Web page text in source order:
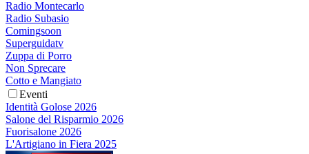
Radio Montecarlo
Radio Subasio
Comingsoon
Superguidatv
Zuppa di Porro
Non Sprecare
Cotto e Mangiato
Eventi
Identità Golose 2026
Salone del Risparmio 2026
Fuorisalone 2026
L'Artigiano in Fiera 2025